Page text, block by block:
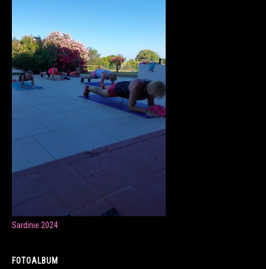
CENÍK
ONLINE LEKCE CVIČENÍ
Sardinie 2024
FOTOALBUM